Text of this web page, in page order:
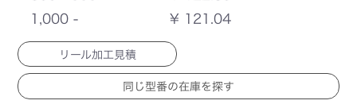
1,000 -
¥ 121.04
リール加工見積